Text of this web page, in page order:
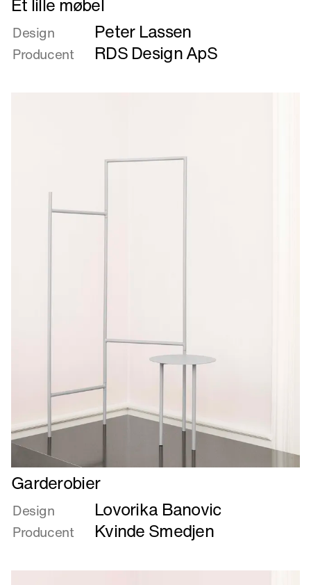
mere
om
Et
lille
Design Peter Lassen
Producent RDS Design ApS
Læs
mere
om
Garderobier
Garderobier
Design Lovorika Banovic
Producent Kvinde Smedjen